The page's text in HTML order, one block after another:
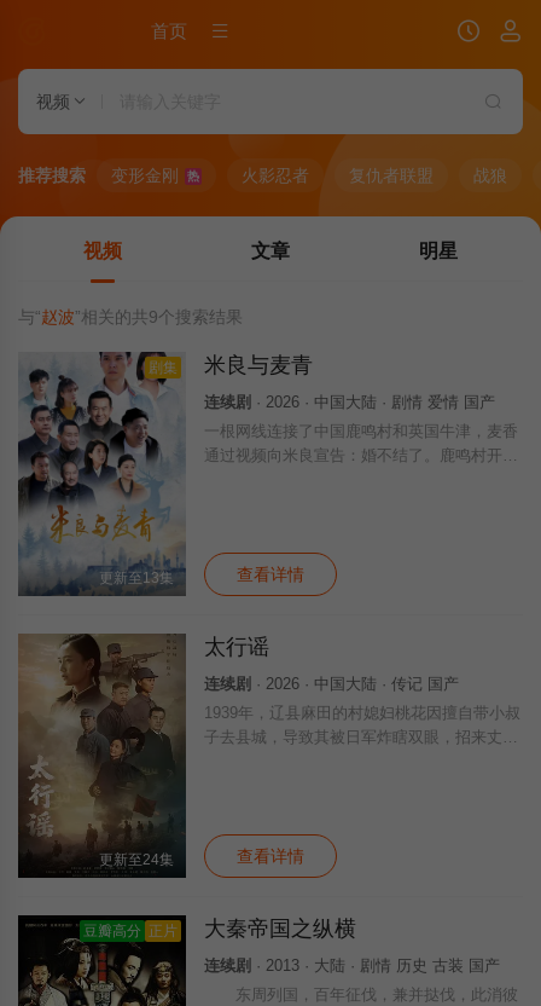
首页
视频
推荐搜索 变形金刚 热 火影忍者 复仇者联盟 战狼
视频 文章 明星
与“赵波”相关的共9个搜索结果
剧集
更新至13集
米良与麦青
连续剧 · 2026 · 中国大陆 · 剧情 爱情 国产
一根网线连接了中国鹿鸣村和英国牛津，麦香
通过视频向米良宣告：婚不结了。鹿鸣村开了
虚
查看详情
更新至24集
太行谣
连续剧 · 2026 · 中国大陆 · 传记 国产
1939年，辽县麻田的村媳妇桃花因擅自带小叔
子去县城，导致其被日军炸瞎双眼，招来丈夫
查看详情
豆瓣高分 正片 大秦帝国之纵横
连续剧 · 2013 · 大陆 · 剧情 历史 古装 国产
东周列国，百年征伐，兼并挞伐，此消彼